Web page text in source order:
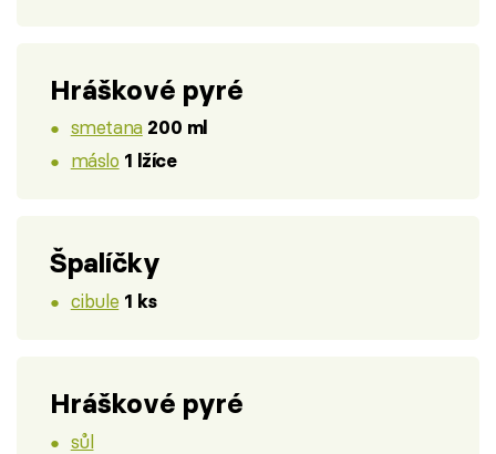
Hráškové pyré
smetana 200 ml
máslo 1 lžíce
Špalíčky
cibule 1 ks
Hráškové pyré
sůl